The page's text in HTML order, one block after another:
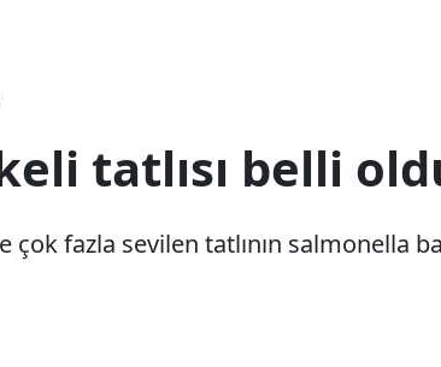
tatlısı belli
fazla sevilen tatlının salmonella